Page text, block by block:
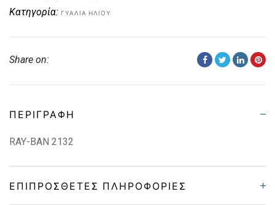
Κατηγορία: ΓΥΑΛΙΆ ΗΛΊΟΥ
Share on:
ΠΕΡΙΓΡΑΦΉ
RAY-BAN 2132
ΕΠΙΠΡΌΣΘΕΤΕΣ ΠΛΗΡΟΦΟΡΊΕΣ